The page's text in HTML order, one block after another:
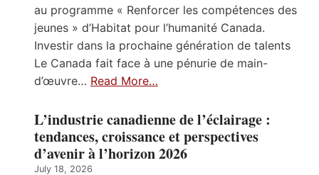
au programme « Renforcer les compétences des
jeunes » d’Habitat pour l’humanité Canada.
Investir dans la prochaine génération de talents
Le Canada fait face à une pénurie de main-
d’œuvre… Read More…
L’industrie canadienne de l’éclairage :
tendances, croissance et perspectives
d’avenir à l’horizon 2026
July 18, 2026